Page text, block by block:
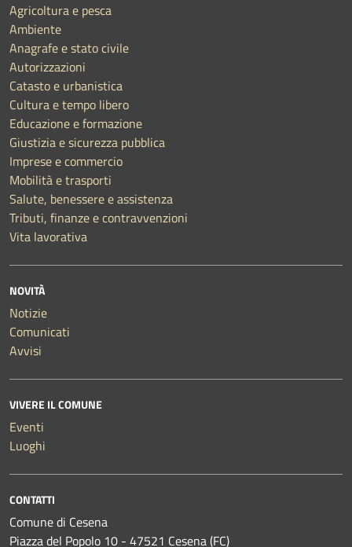
Agricoltura e pesca
Ambiente
Anagrafe e stato civile
Autorizzazioni
Catasto e urbanistica
Cultura e tempo libero
Educazione e formazione
Giustizia e sicurezza pubblica
Imprese e commercio
Mobilità e trasporti
Salute, benessere e assistenza
Tributi, finanze e contravvenzioni
Vita lavorativa
NOVITÀ
Notizie
Comunicati
Avvisi
VIVERE IL COMUNE
Eventi
Luoghi
CONTATTI
Comune di Cesena
Piazza del Popolo 10 - 47521 Cesena (FC)